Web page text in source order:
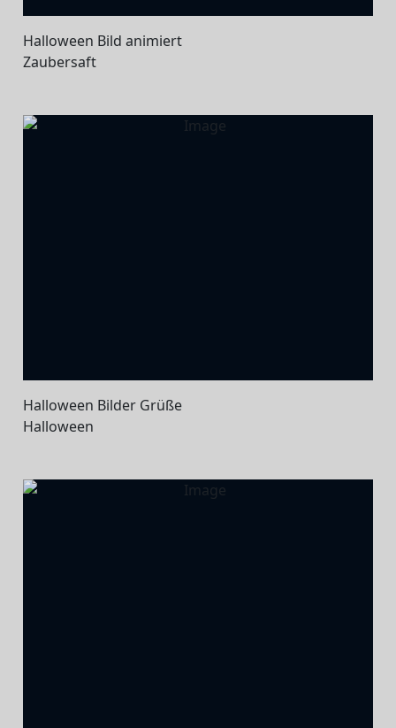
Halloween Bild animiert
Zaubersaft
Halloween Bilder Grüße
Halloween